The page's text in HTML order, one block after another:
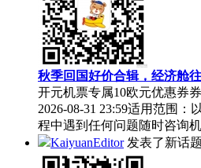
秋季回国好价合辑，经济舱往
开元机票专属10欧元优惠券
2026-08-31 23:59适用范围
程中遇到任何问题随时咨询
KaiyuanEditor发表了新话题